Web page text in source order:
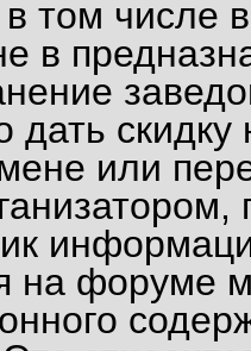
в том числе
в
дать
или
на форуме